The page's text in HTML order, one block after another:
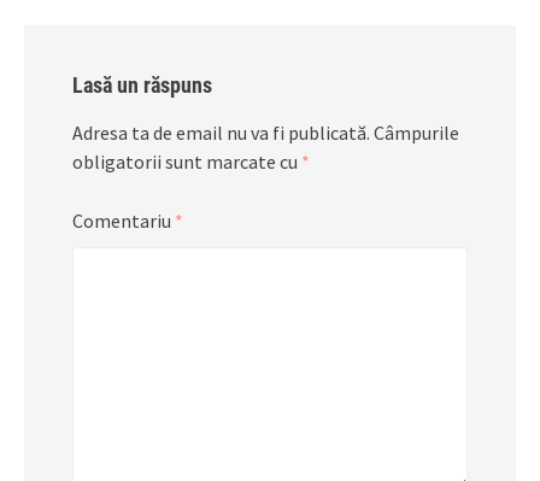
Lasă un răspuns
Adresa ta de email nu va fi publicată. Câmpurile
obligatorii sunt marcate cu *
Comentariu *